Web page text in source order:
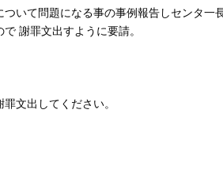
いて問題になる事の事例報告しセンタ一
謝罪文出すように要請。
文出してください。